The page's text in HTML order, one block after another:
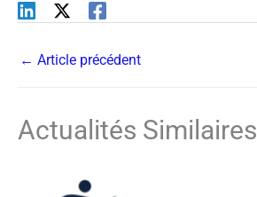
← Article précédent
Actualités Similaires